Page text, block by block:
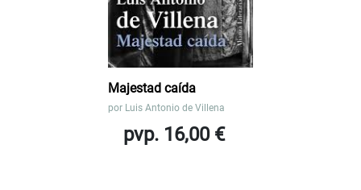
Majestad caída
por Luis Antonio de Villena
pvp. 16,00 €